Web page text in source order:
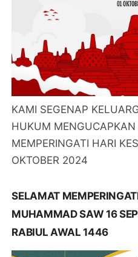
KAMI SEGENAP
HUKUM
MEMPERINGATI HARI
OKTOBER 2024
SELAMAT
MUHAMMAD SAW 16
RABIUL AWAL 1446